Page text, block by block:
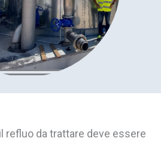
refluo da trattare deve essere